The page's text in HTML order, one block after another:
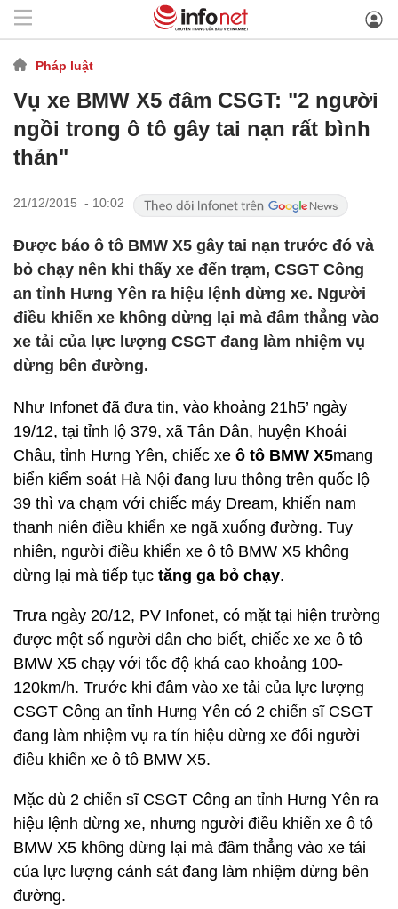
Pháp luật
Vụ xe BMW X5 đâm CSGT: "2 người
ngồi trong ô tô gây tai nạn rất bình
thản"
21/12/2015 - 10:02
Được báo ô tô BMW X5 gây tai nạn trước đó và
bỏ chạy nên khi thấy xe đến trạm, CSGT Công
an tỉnh Hưng Yên ra hiệu lệnh dừng xe. Người
điều khiển xe không dừng lại mà đâm thẳng vào
xe tải của lực lượng CSGT đang làm nhiệm vụ
dừng bên đường.
Như Infonet đã đưa tin, vào khoảng 21h5’ ngày
19/12, tại tỉnh lộ 379, xã Tân Dân, huyện Khoái
Châu, tỉnh Hưng Yên, chiếc xe ô tô BMW X5mang
biển kiểm soát Hà Nội đang lưu thông trên quốc lộ
39 thì va chạm với chiếc máy Dream, khiến nam
thanh niên điều khiển xe ngã xuống đường. Tuy
nhiên, người điều khiển xe ô tô BMW X5 không
dừng lại mà tiếp tục tăng ga bỏ chạy.
Trưa ngày 20/12, PV Infonet, có mặt tại hiện trường
được một số người dân cho biết, chiếc xe xe ô tô
BMW X5 chạy với tốc độ khá cao khoảng 100-
120km/h. Trước khi đâm vào xe tải của lực lượng
CSGT Công an tỉnh Hưng Yên có 2 chiến sĩ CSGT
đang làm nhiệm vụ ra tín hiệu dừng xe đối người
điều khiển xe ô tô BMW X5.
Mặc dù 2 chiến sĩ CSGT Công an tỉnh Hưng Yên ra
hiệu lệnh dừng xe, nhưng người điều khiển xe ô tô
BMW X5 không dừng lại mà đâm thẳng vào xe tải
của lực lượng cảnh sát đang làm nhiệm dừng bên
đường.